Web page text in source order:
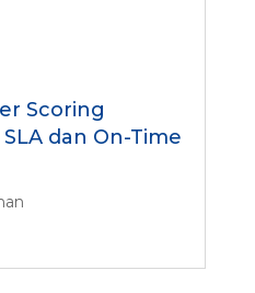
Scoring
dan On-Time